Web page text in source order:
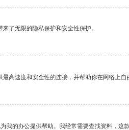
了无限的隐私保护和安全性保护。
高速度和安全性的连接，并帮助你在网络上自
我的办公提供帮助。我经常需要查找资料，这